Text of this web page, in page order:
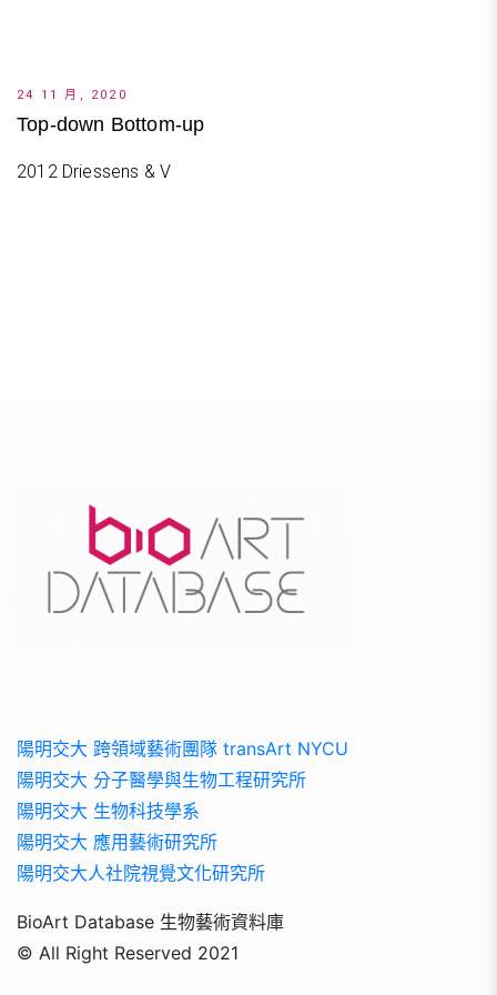
24 11 月, 2020
Top-down Bottom-up
2012 Driessens & V
陽明交大 跨領域藝術團隊 transArt NYCU
陽明交大 分子醫學與生物工程研究所
陽明交大 生物科技學系
陽明交大 應用藝術研究所
陽明交大人社院視覺文化研究所
BioArt Database 生物藝術資料庫
© All Right Reserved 2021